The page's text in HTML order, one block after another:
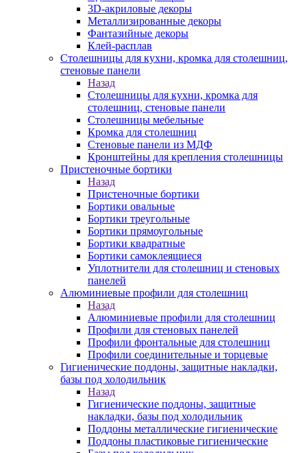
3D-акриловые декоры
Металлизированные декоры
Фантазийные декоры
Клей-расплав
Столешницы для кухни, кромка для столешниц,
стеновые панели
Назад
Столешницы для кухни, кромка для
столешниц, стеновые панели
Столешницы мебельные
Кромка для столешниц
Стеновые панели из МДФ
Кронштейны для крепления столешницы
Пристеночные бортики
Назад
Пристеночные бортики
Бортики овальные
Бортики треугольные
Бортики прямоугольные
Бортики квадратные
Бортики самоклеящиеся
Уплотнители для столешниц и стеновых
панелей
Алюминиевые профили для столешниц
Назад
Алюминиевые профили для столешниц
Профили для стеновых панелей
Профили фронтальные для столешниц
Профили соединительные и торцевые
Гигиенические поддоны, защитные накладки,
базы под холодильник
Назад
Гигиенические поддоны, защитные
накладки, базы под холодильник
Поддоны металлические гигиенические
Поддоны пластиковые гигиенические